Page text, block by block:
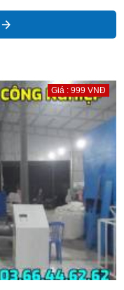
Giá : 999 VNĐ